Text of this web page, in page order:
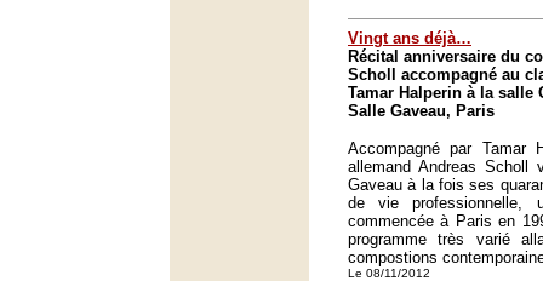
Vingt ans déjà…
Récital anniversaire du
Scholl accompagné au
Tamar Halperin à la salle
Salle Gaveau, Paris
Accompagné par Tamar
allemand Andreas
Gaveau à la fois ses
de vie professionnelle,
commencée à Paris en
programme très varié
compostions
Le 08/11/2012